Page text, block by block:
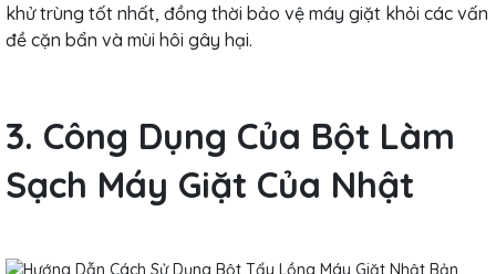
khử trùng tốt nhất, đồng thời bảo vệ máy giặt khỏi các vấn
đề cặn bẩn và mùi hôi gây hại.
3. Công Dụng Của Bột Làm
Sạch Máy Giặt Của Nhật